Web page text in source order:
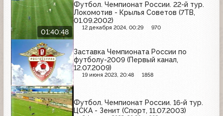
01:40:48
Футбол. Чемпионат России. 22-й тур.
Локомотив - Крылья Советов (7ТВ,
01.09.2002)
12 декабря 2024, 00:29 970
Заставка Чемпионата России по
футболу-2009 (Первый канал,
12.07.2009)
19 июня 2023, 20:48 1858
Футбол. Чемпионат России. 16-й тур.
ЦСКА - Зенит (Спорт, 11.07.2003)